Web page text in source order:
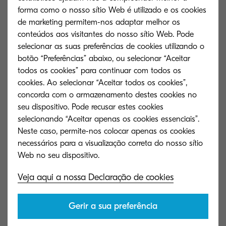
em detalhes as etiquetas ambientais de nossas
impressoras ECOSYS e o que estamos a fazer
para proteger o ambiente nos nossos edifícios
limpos e ecológicos.
Ação em energia
Estamos combinar a nossa liderança na inovação
com a RSE para acelerar o ritmo da mudança
dos combustíveis fósseis para as energias
renováveis. Desenvolvido com uma start-up em
Kyoto, o Tommykaira ZZ é um carro esportivo
elétrico conceitual que apresenta nossas
tecnologias em várias áreas, desde telas de
forma como o nosso sítio Web é utilizado e os cookies
de marketing permitem-nos adaptar melhor os
conteúdos aos visitantes do nosso sítio Web. Pode
selecionar as suas preferências de cookies utilizando o
botão “Preferências” abaixo, ou selecionar “Aceitar
todos os cookies” para continuar com todos os
cookies. Ao selecionar “Aceitar todos os cookies”,
concorda com o armazenamento destes cookies no
seu dispositivo. Pode recusar estes cookies
selecionando “Aceitar apenas os cookies essenciais”.
Neste caso, permite-nos colocar apenas os cookies
necessários para a visualização correta do nosso sítio
Veja aqui a nossa Declaração de cookies
Gerir a sua preferência